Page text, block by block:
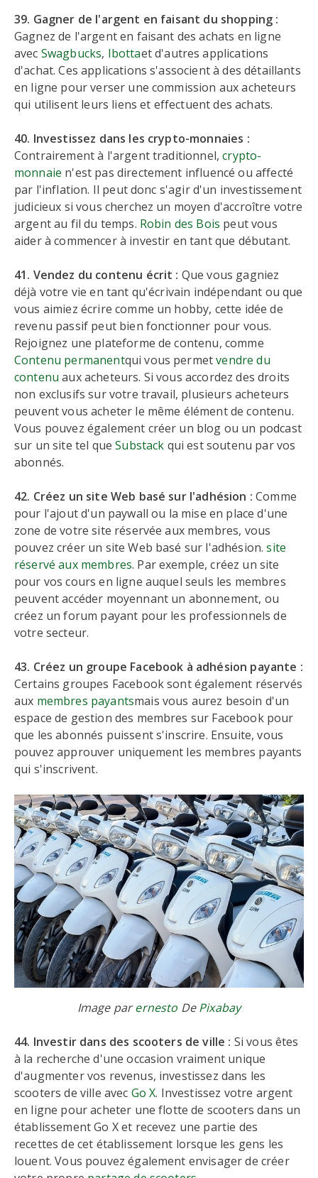
39. Gagner de l'argent en faisant du shopping :
Gagnez de l'argent en faisant des achats en ligne
avec Swagbucks, Ibottaet d'autres applications
d'achat. Ces applications s'associent à des détaillants
en ligne pour verser une commission aux acheteurs
qui utilisent leurs liens et effectuent des achats.
40. Investissez dans les crypto-monnaies :
Contrairement à l'argent traditionnel,crypto-
monnaie n'est pas directement influencé ou affecté
par l'inflation. Il peut donc s'agir d'un investissement
judicieux si vous cherchez un moyen d'accroître votre
argent au fil du temps. Robin des Bois peut vous
aider à commencer à investir en tant que débutant.
41. Vendez du contenu écrit : Que vous gagniez
déjà votre vie en tant qu'écrivain indépendant ou que
vous aimiez écrire comme un hobby, cette idée de
revenu passif peut bien fonctionner pour vous.
Rejoignez une plateforme de contenu, comme
Contenu permanentqui vous permetvendre du
contenu aux acheteurs. Si vous accordez des droits
non exclusifs sur votre travail, plusieurs acheteurs
peuvent vous acheter le même élément de contenu.
Vous pouvez également créer un blog ou un podcast
sur un site tel queSubstack qui est soutenu par vos
abonnés.
42. Créez un site Web basé sur l'adhésion : Comme
pour l'ajout d'un paywall ou la mise en place d'une
zone de votre site réservée aux membres, vous
pouvez créer un site Web basé sur l'adhésion.site
réservé aux membres. Par exemple, créez un site
pour vos cours en ligne auquel seuls les membres
peuvent accéder moyennant un abonnement, ou
créez un forum payant pour les professionnels de
votre secteur.
43. Créez un groupe Facebook à adhésion payante :
Certains groupes Facebook sont également réservés
aux membres payantsmais vous aurez besoin d'un
espace de gestion des membres sur Facebook pour
que les abonnés puissent s'inscrire. Ensuite, vous
pouvez approuver uniquement les membres payants
qui s'inscrivent.
Image parernesto DePixabay
44. Investir dans des scooters de ville : Si vous êtes
à la recherche d'une occasion vraiment unique
d'augmenter vos revenus, investissez dans les
scooters de ville avec Go X. Investissez votre argent
en ligne pour acheter une flotte de scooters dans un
établissement Go X et recevez une partie des
recettes de cet établissement lorsque les gens les
louent. Vous pouvez également envisager de créer